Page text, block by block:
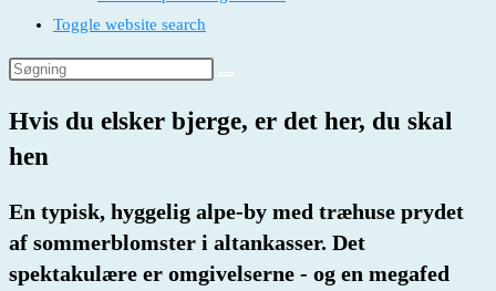
Toggle website search
Hvis du elsker bjerge, er det her, du skal
hen
En typisk, hyggelig alpe-by med træhuse prydet
af sommerblomster i altankasser. Det
spektakulære er omgivelserne - og en megafed